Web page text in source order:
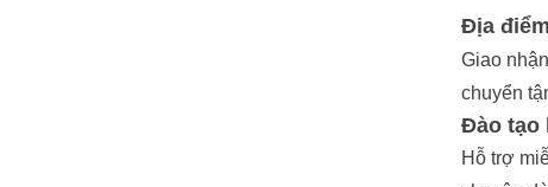
Địa
Giao
chuyển
Đào tạo
Hỗ trợ